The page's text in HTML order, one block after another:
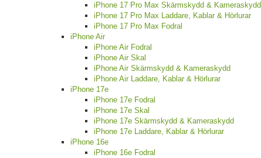
iPhone 17 Pro Max Skärmskydd & Kameraskydd
iPhone 17 Pro Max Laddare, Kablar & Hörlurar
iPhone 17 Pro Max Fodral
iPhone Air
iPhone Air Fodral
iPhone Air Skal
iPhone Air Skärmskydd & Kameraskydd
iPhone Air Laddare, Kablar & Hörlurar
iPhone 17e
iPhone 17e Fodral
iPhone 17e Skal
iPhone 17e Skärmskydd & Kameraskydd
iPhone 17e Laddare, Kablar & Hörlurar
iPhone 16e
iPhone 16e Fodral